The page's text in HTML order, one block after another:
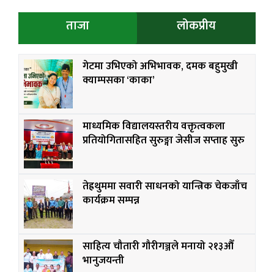
ताजा लोकप्रीय
गेटमा उभिएको अभिभावक, दमक बहुमुखी
क्याम्पसका ‘काका’
माध्यमिक विद्यालयस्तरीय वक्तृत्वकला
प्रतियोगितासहित सुरुङ्गा जेसीज सप्ताह सुरु
तेह्रथुममा सवारी साधनको यान्त्रिक चेकजाँच
कार्यक्रम सम्पन्न
साहित्य चौतारी गौरीगञ्जले मनायो २१३औँ
भानुजयन्ती